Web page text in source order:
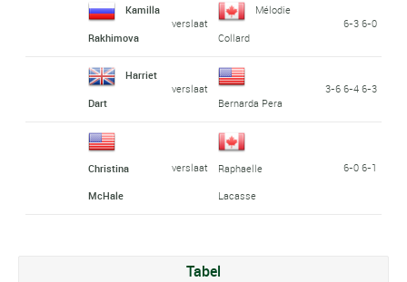
Kamilla
Rakhimova
verslaat
Mélodie
Collard
6-3 6-0
Harriet
Dart
verslaat
Bernarda Pera
3-6 6-4 6-3
Christina
McHale
verslaat
Raphaelle
Lacasse
6-0 6-1
Tabel